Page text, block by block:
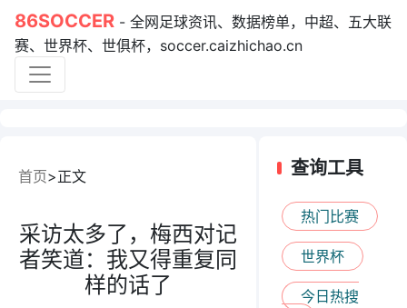
86SOCCER - 全网足球资讯、数据榜单，中超、五大联
赛、世界杯、世俱杯，soccer.caizhichao.cn
首页 正文
采访太多了，梅西对记
者笑道：我又得重复同
样的话了
查询工具
热门比赛
世界杯
今日热搜